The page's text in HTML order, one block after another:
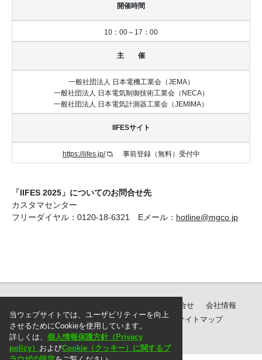
当ウェブサイトでは、ユーザビリティーを向上
させるためにCookieを使用しています。
詳しくは、 個人情報保護方針（Privacy
policy） およびCookie（クッキー）に関するブ
開催時間
10：00～17：00
主 催
一般社団法人 日本電機工業会（JEMA）
一般社団法人 日本電気制御技術工業会（NECA）
一般社団法人 日本電気計測器工業会（JEMIMA）
IIFESサイト
https://iifes.jp/ 事前登録（無料）受付中
「IIFES 2025」についてのお問合せ先
カスタマセンター
フリーダイヤル：0120-18-6321 Eメール： hotline@mgco.jp
サポート・お問合せ
会社情報
個人情報保護方針
ご注文に際して サイトマップ